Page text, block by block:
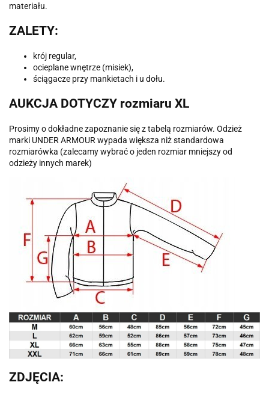
materiału.
ZALETY:
krój regular,
ocieplane wnętrze (misiek),
ściągacze przy mankietach i u dołu.
AUKCJA DOTYCZY rozmiaru XL
Prosimy o dokładne zapoznanie się z tabelą rozmiarów. Odzież
marki UNDER ARMOUR wypada większa niż standardowa
rozmiarówka (zalecamy wybrać o jeden rozmiar mniejszy od
odzieży innych marek)
ZDJĘCIA: